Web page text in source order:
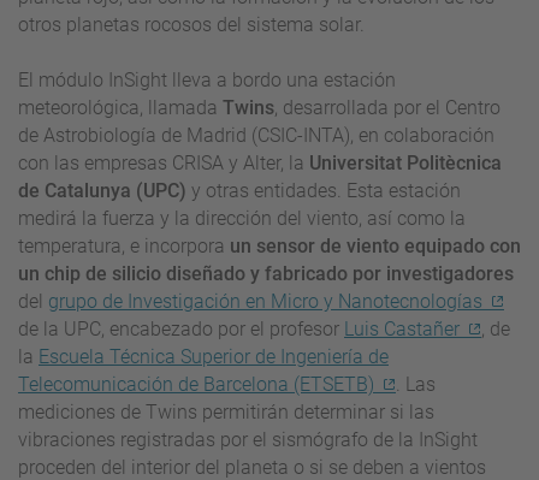
otros planetas rocosos del sistema solar.
El módulo InSight lleva a bordo una estación
meteorológica, llamada Twins , desarrollada por el Centro
de Astrobiología de Madrid (CSIC-INTA), en colaboración
con las empresas CRISA y Alter, la Universitat Politècnica
de Catalunya (UPC) y otras entidades. Esta estación
medirá la fuerza y la dirección del viento, así como la
temperatura, e incorpora un sensor de viento equipado con
un chip de silicio diseñado y fabricado por investigadores
del grupo de Investigación en Micro y Nanotecnologías
de la UPC, encabezado por el profesor Luis Castañer
, de
la Escuela Técnica Superior de Ingeniería de
Telecomunicación de Barcelona (ETSETB)
. Las
mediciones de Twins permitirán determinar si las
vibraciones registradas por el sismógrafo de la InSight
proceden del interior del planeta o si se deben a vientos